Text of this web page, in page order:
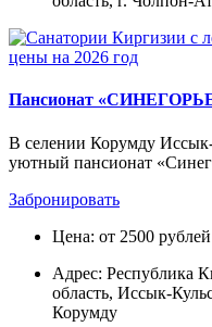
Пансионат
В селении Корумду Иссык-
уютный пансионат
Забронировать
Цена: от 2500 рублей
Адрес: Республика
область, Иссык-
Корумду